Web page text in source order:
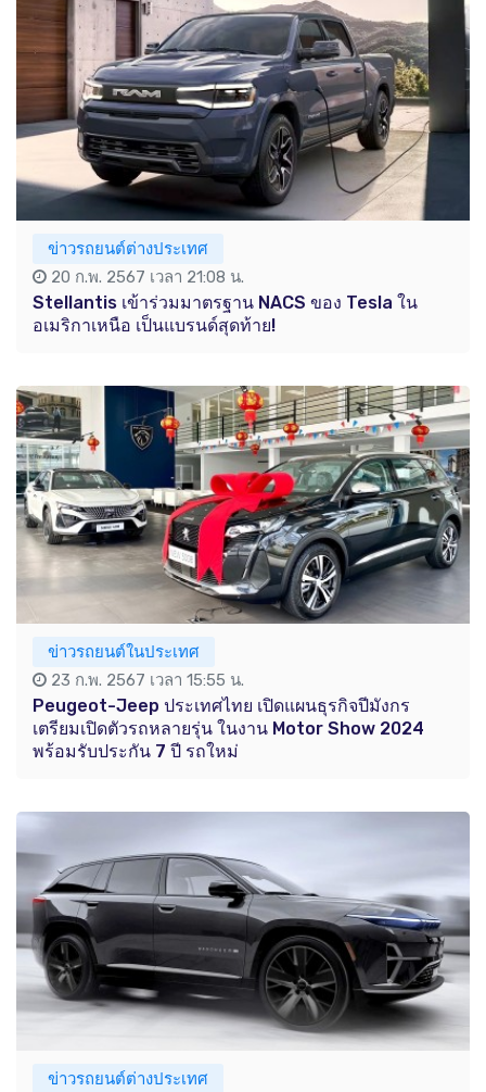
ข่าวรถยนต์ต่างประเทศ
20 ก.พ. 2567 เวลา 21:08 น.
Stellantis เข้าร่วมมาตรฐาน NACS ของ Tesla ใน
อเมริกาเหนือ เป็นแบรนด์สุดท้าย!
ข่าวรถยนต์ในประเทศ
23 ก.พ. 2567 เวลา 15:55 น.
Peugeot-Jeep ประเทศไทย เปิดแผนธุรกิจปีมังกร
เตรียมเปิดตัวรถหลายรุ่น ในงาน Motor Show 2024
พร้อมรับประกัน 7 ปี รถใหม่
ข่าวรถยนต์ต่างประเทศ